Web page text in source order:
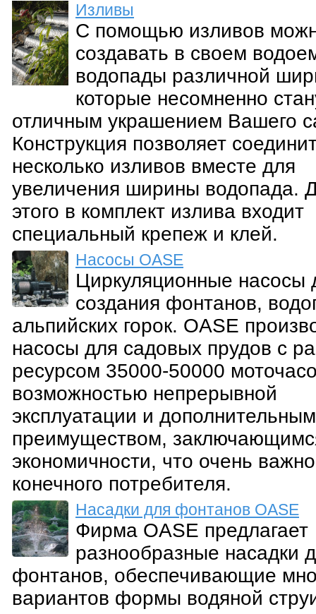
Изливы
С помощью изливов
создавать в своем
водопады различной
которые несомненно
отличным украшением Вашего
Конструкция позволяет
несколько изливов вместе для
увеличения ширины водопада.
этого в комплект излива входит
специальный крепеж и клей.
Насосы OASE
Циркуляционные насосы
создания фонтанов,
альпийских горок. OASE
насосы для садовых прудов с
ресурсом 35000-50000
возможностью непрерывной
эксплуатации и дополнительным
преимуществом,
экономичности, что очень
конечного потребителя.
Насадки для фонтанов OASE
Фирма OASE предлагает
разнообразные насадки
фонтанов, обеспечивающие
вариантов формы водяной